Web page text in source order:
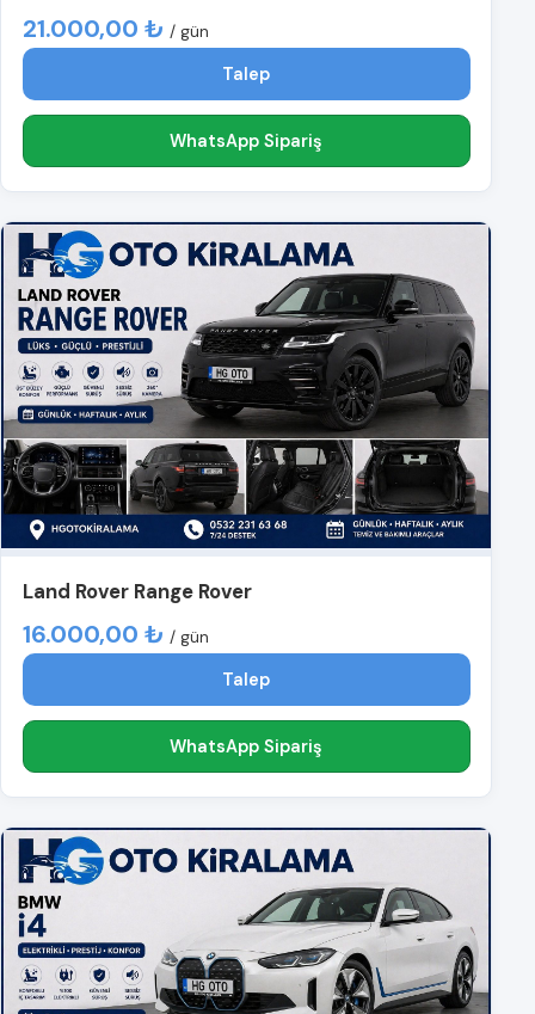
21.000,00 ₺ / gün
Talep
WhatsApp Sipariş
Land Rover Range Rover
16.000,00 ₺ / gün
Talep
WhatsApp Sipariş